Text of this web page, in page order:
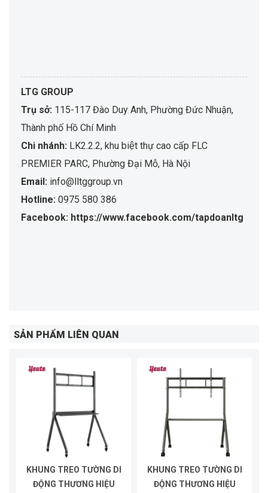
LTG GROUP
Trụ sở: 115-117 Đào Duy Anh, Phường Đức Nhuận,
Thành phố Hồ Chí Minh
Chi nhánh: LK2.2.2, khu biệt thự cao cấp FLC
PREMIER PARC, Phường Đại Mỗ, Hà Nội
Email: info@lltggroup.vn
Hotline: 0975 580 386
Facebook: https://www.facebook.com/tapdoanltg
SẢN PHẨM LIÊN QUAN
KHUNG TREO TƯỜNG DI
ĐỘNG THƯƠNG HIỆU
KHUNG TREO TƯỜNG DI
ĐỘNG THƯƠNG HIỆU